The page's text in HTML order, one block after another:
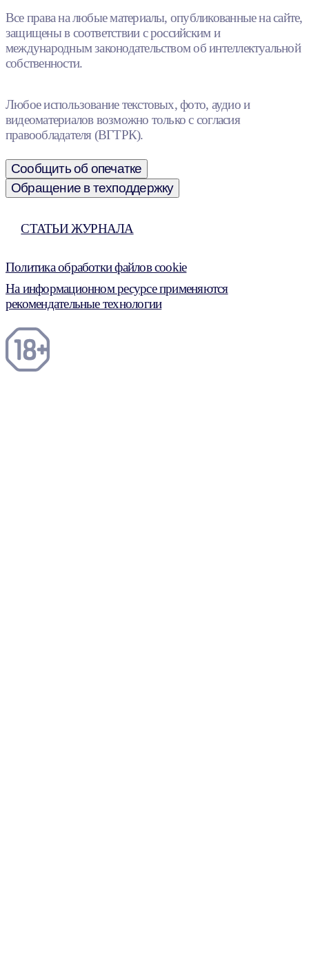
Все права на любые материалы, опубликованные на сайте,
защищены в соответствии с российским и
международным законодательством об интеллектуальной
собственности.
Любое использование текстовых, фото, аудио и
видеоматериалов возможно только с согласия
правообладателя (ВГТРК).
Сообщить об опечатке
Обращение в техподдержку
СТАТЬИ ЖУРНАЛА
Политика обработки файлов cookie
На информационном ресурсе применяются
рекомендательные технологии